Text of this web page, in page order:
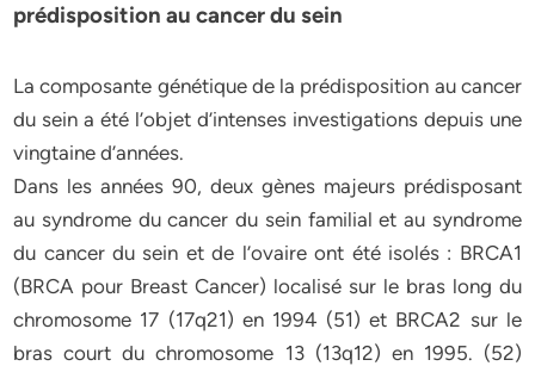
prédisposition au cancer du sein
La composante génétique de la prédisposition au cancer
du sein a été l’objet d’intenses investigations depuis une
vingtaine d’années.
Dans les années 90, deux gènes majeurs prédisposant
au syndrome du cancer du sein familial et au syndrome
du cancer du sein et de l’ovaire ont été isolés : BRCA1
(BRCA pour Breast Cancer) localisé sur le bras long du
chromosome 17 (17q21) en 1994 (51) et BRCA2 sur le
bras court du chromosome 13 (13q12) en 1995. (52)